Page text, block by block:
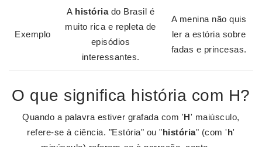
Exemplo
A históriado Brasil é
muito rica e repleta de
episódios
interessantes.
A menina não quis
ler a estória sobre
fadas e princesas.
O que significa história com H?
Quando a palavra estiver grafada com 'H' maiúsculo,
refere-se à ciência. "Estória" ou "história" (com 'h'